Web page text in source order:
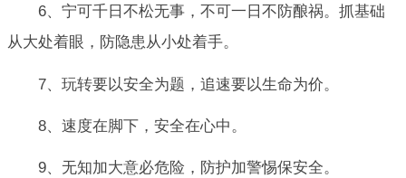
6、宁可千日不松无事，不可一日不防酿祸。抓基础
从大处着眼，防隐患从小处着手。
7、玩转要以安全为题，追速要以生命为价。
8、速度在脚下，安全在心中。
9、无知加大意必危险，防护加警惕保安全。